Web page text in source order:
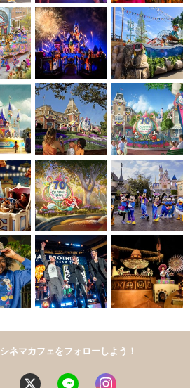
シネマカフェをフォローしよう！